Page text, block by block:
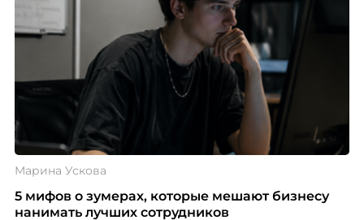
Марина Ускова
5 мифов о зумерах, которые мешают бизнесу
нанимать лучших сотрудников